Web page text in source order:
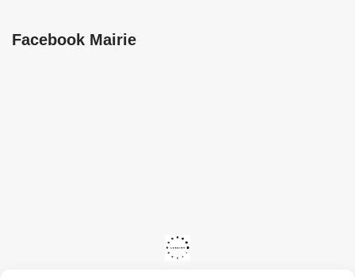
Facebook Mairie